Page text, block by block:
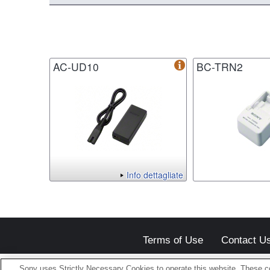
AC-UD10
Info dettagliate
BC-TRN2
Terms of Use Contact